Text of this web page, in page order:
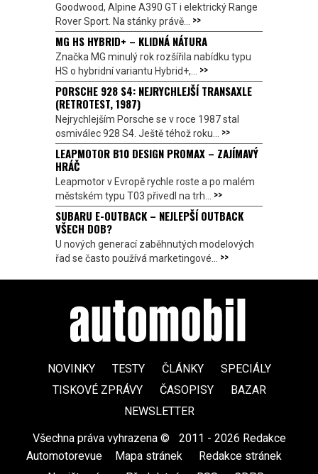
Goodwood, Alpine A390 GT i elektrický Range
Rover Sport. Na stánky právě... >>
MG HS HYBRID+ – KLIDNÁ NÁTURA
Značka MG minulý rok rozšířila nabídku typu
HS o hybridní variantu Hybrid+,... >>
PORSCHE 928 S4: NEJRYCHLEJŠÍ TRANSAXLE
(RETROTEST, 1987)
Nejrychlejším Porsche se v roce 1987 stal
osmiválec 928 S4. Ještě téhož roku... >>
LEAPMOTOR B10 DESIGN PROMAX – ZAJÍMAVÝ
HRÁČ
Leapmotor v Evropě rychle roste a po malém
městském typu T03 přivedl na trh... >>
SUBARU E-OUTBACK – NEJLEPŠÍ OUTBACK
VŠECH DOB?
U nových generací zaběhnutých modelových
řad se často používá marketingové... >>
NOVINKY TESTY ČLÁNKY
SPECIÁLY
TISKOVÉ ZPRÁVY
ČASOPISY
BAZAR
NEWSLETTER
Všechna práva vyhrazena ©
2011 - 2026 Redakce
Automotorevue
Mapa stránek Redakce stránek